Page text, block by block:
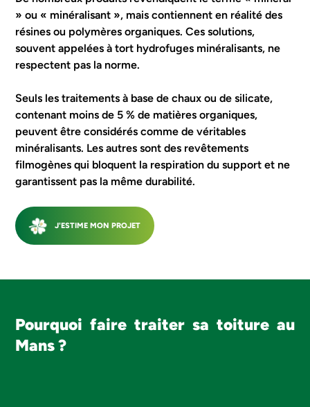
» ou « minéralisant », mais contiennent en réalité des
résines ou polymères organiques. Ces solutions,
souvent appelées à tort hydrofuges minéralisants, ne
respectent pas la norme.
Seuls les traitements à base de chaux ou de silicate,
contenant moins de 5 % de matières organiques,
peuvent être considérés comme de véritables
minéralisants. Les autres sont des revêtements
filmogènes qui bloquent la respiration du support et ne
garantissent pas la même durabilité.
J'ESTIME MON PROJET
Pourquoi faire traiter sa toiture au
Mans ?